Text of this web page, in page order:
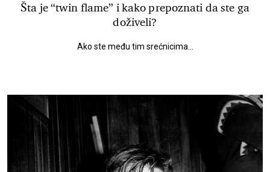
Šta je “twin flame” i kako prepoznati da ste ga
doživeli?
Ako ste među tim srećnicima...